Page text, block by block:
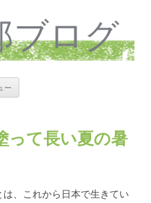
ブログ
ー
へ
ス
キ
って長い夏の暑
、これから日本で生きてい